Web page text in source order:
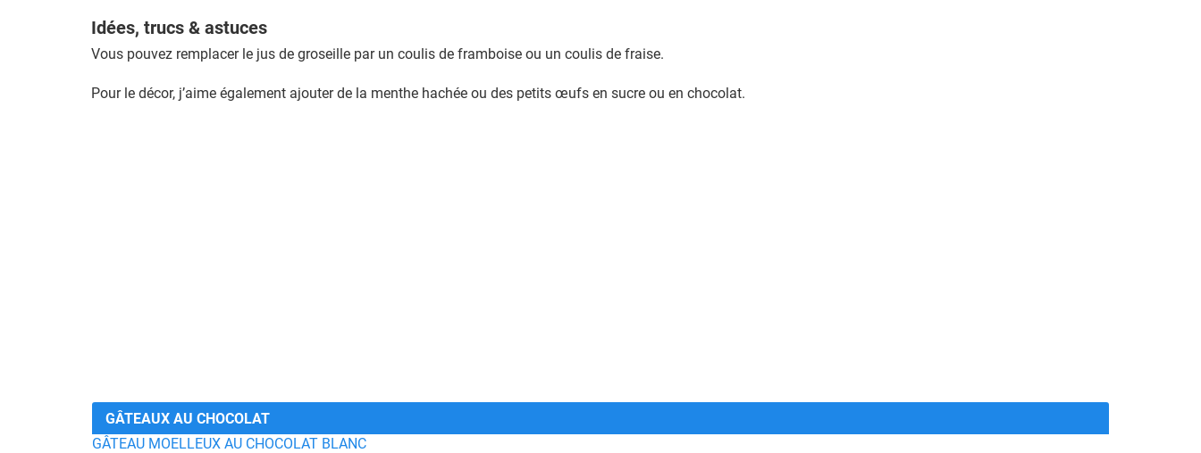
Idées, trucs & astuces
Vous pouvez remplacer le jus de groseille par un coulis de framboise ou un coulis de fraise.
Pour le décor, j’aime également ajouter de la menthe hachée ou des petits œufs en sucre ou en chocolat.
GÂTEAUX AU CHOCOLAT
GÂTEAU MOELLEUX AU CHOCOLAT BLANC